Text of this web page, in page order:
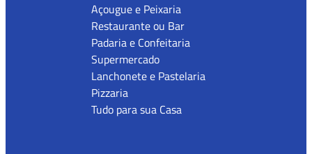
Açougue e Peixaria
Restaurante ou Bar
Padaria e Confeitaria
Supermercado
Lanchonete e Pastelaria
Pizzaria
Tudo para sua Casa